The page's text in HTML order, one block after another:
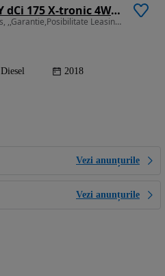
Renault Koleos ENERGY dCi 175 X-tronic 4WD INITIALE PARIS
1995 cm3 • 177 CP • ,Initiale Paris, ,,Garantie,Posibilitate Leasing/Rate fixe
Diesel 2018
Vezi anunțurile
Vezi anunțurile